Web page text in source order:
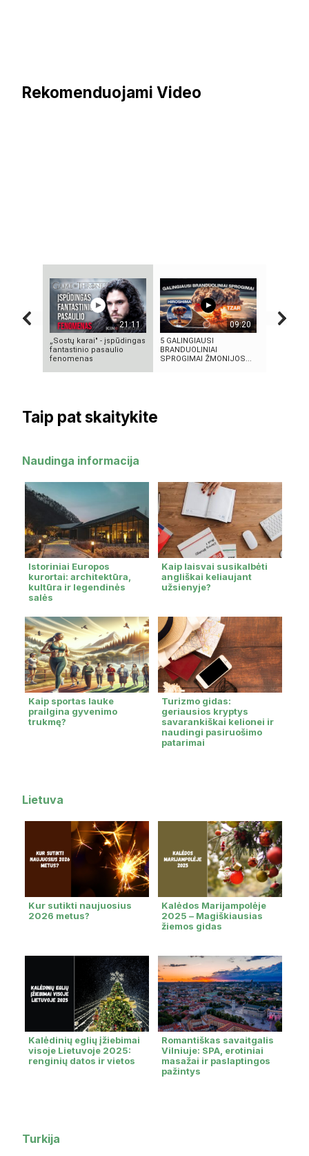
Rekomenduojami Video
21:11
„Sostų karai" - įspūdingas
fantastinio pasaulio
fenomenas
09:20
5 GALINGIAUSI
BRANDUOLINIAI
SPROGIMAI ŽMONIJOS...
Taip pat skaitykite
Naudinga informacija
Istoriniai Europos
kurortai: architektūra,
kultūra ir legendinės
salės
Kaip laisvai susikalbėti
angliškai keliaujant
užsienyje?
Kaip sportas lauke
prailgina gyvenimo
trukmę?
Turizmo gidas:
geriausios kryptys
savarankiškai kelionei ir
naudingi pasiruošimo
patarimai
Lietuva
Kur sutikti naujuosius
2026 metus?
Kalėdos Marijampolėje
2025 – Magiškiausias
žiemos gidas
Kalėdinių eglių įžiebimai
visoje Lietuvoje 2025:
renginių datos ir vietos
Romantiškas savaitgalis
Vilniuje: SPA, erotiniai
masažai ir paslaptingos
pažintys
Turkija